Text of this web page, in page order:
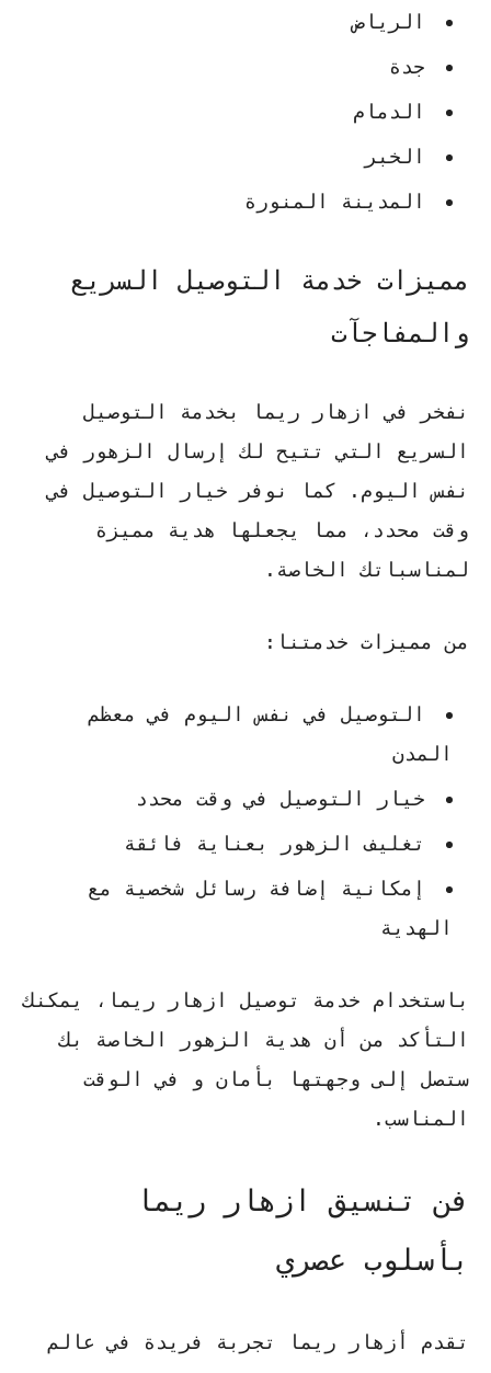
الرياض
جدة
الدمام
الخبر
المدينة المنورة
مميزات خدمة التوصيل السريع
والمفاجآت
نفخر في ازهار ريما بخدمة التوصيل
السريع التي تتيح لك إرسال الزهور في
نفس اليوم. كما نوفر خيار التوصيل في
وقت محدد، مما يجعلها هدية مميزة
لمناسباتك الخاصة.
من مميزات خدمتنا:
التوصيل في نفس اليوم في معظم
المدن
خيار التوصيل في وقت محدد
تغليف الزهور بعناية فائقة
إمكانية إضافة رسائل شخصية مع
الهدية
باستخدام خدمة توصيل ازهار ريما، يمكنك
التأكد من أن هدية الزهور الخاصة بك
ستصل إلى وجهتها بأمان و في الوقت
المناسب.
فن تنسيق ازهار ريما
بأسلوب عصري
تقدم أزهار ريما تجربة فريدة في عالم